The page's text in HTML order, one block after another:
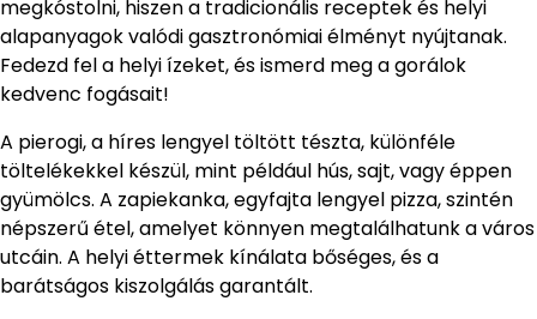
megkóstolni, hiszen a tradicionális receptek és helyi
alapanyagok valódi gasztronómiai élményt nyújtanak.
Fedezd fel a helyi ízeket, és ismerd meg a gorálok
kedvenc fogásait!
A pierogi, a híres lengyel töltött tészta, különféle
töltelékekkel készül, mint például hús, sajt, vagy éppen
gyümölcs. A zapiekanka, egyfajta lengyel pizza, szintén
népszerű étel, amelyet könnyen megtalálhatunk a város
utcáin. A helyi éttermek kínálata bőséges, és a
barátságos kiszolgálás garantált.